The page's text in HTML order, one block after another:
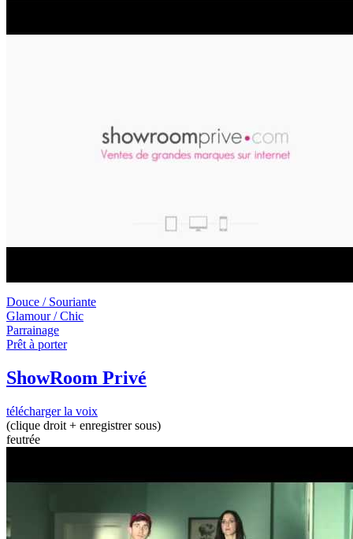
Douce / Souriante
Glamour / Chic
Parrainage
Prêt à porter
ShowRoom Privé
télécharger la voix
(clique droit + enregistrer sous)
feutrée